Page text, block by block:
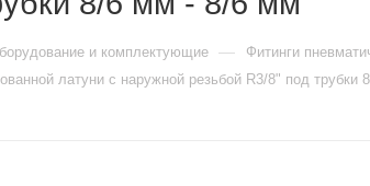
и комплектующие — Фитинги
латуни с наружной резьбой R3/8" под